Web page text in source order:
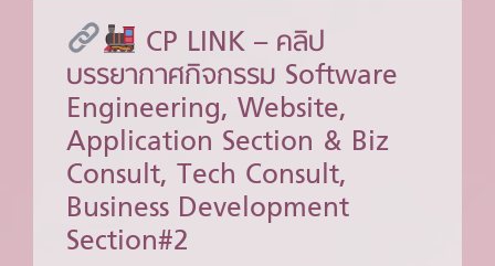
CP LINK – คลิป
บรรยากาศกิจกรรม Software
Engineering, Website,
Application Section & Biz
Consult, Tech Consult,
Business Development
Section#2